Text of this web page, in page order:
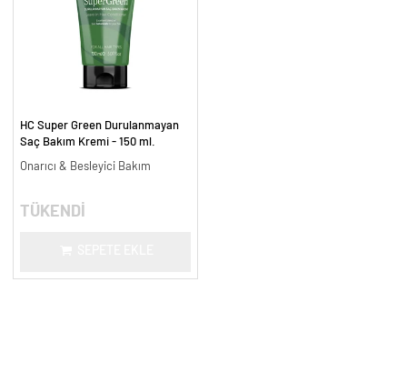
HC Super Green Durulanmayan
Saç Bakım Kremi - 150 ml.
Onarıcı & Besleyici Bakım
TÜKENDİ